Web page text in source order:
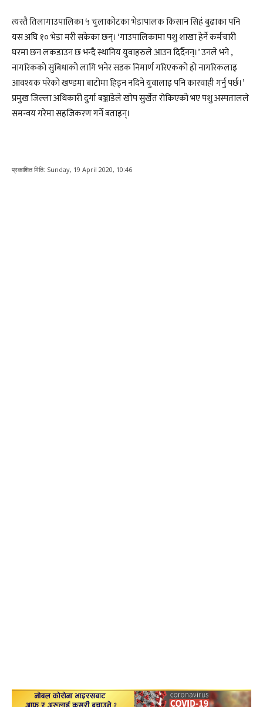
त्यस्तै तिलागाउपालिका ५ चुलाकोटका भेडापालक किसान सिहं बुढाका पनि
यस अघि १० भेडा मरी सकेका छन्। ‘गाउपालिकामा पशु शाखा हेर्ने कर्मचारी
घरमा छन लकडाउन छ भन्दै स्थानिय युवाहरुले आउन दिर्दैनन्।’ उनले भने ,
नागरिकको सुबिधाको लागि भनेर सडक निमार्ण गरिएकको हो नागरिकलाइ
आवश्यक परेको खण्डमा बाटोमा हिड्न नदिने युवालाइ पनि कारवाही गर्नु पर्छ।’
प्रमुख जिल्ला अधिकारी दुर्गा बञ्जाडेले खोप सुर्खेत रोकिएको भए पशु अस्पतालले
समन्वय गरेमा सहजिकरण गर्ने बताइन्।
प्रकाशित मिति: Sunday, 19 April 2020, 10:46